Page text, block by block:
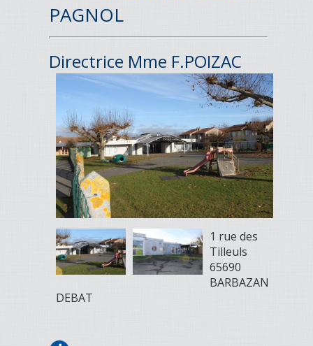
PAGNOL
Directrice Mme F.POIZAC
1 rue des
Tilleuls
65690
BARBAZAN
DEBAT